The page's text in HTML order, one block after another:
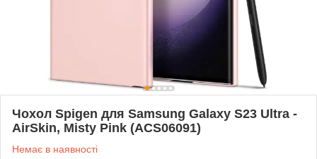
Чохол Spigen для Samsung Galaxy S23 Ultra -
AirSkin, Misty Pink (ACS06091)
Немає в наявності